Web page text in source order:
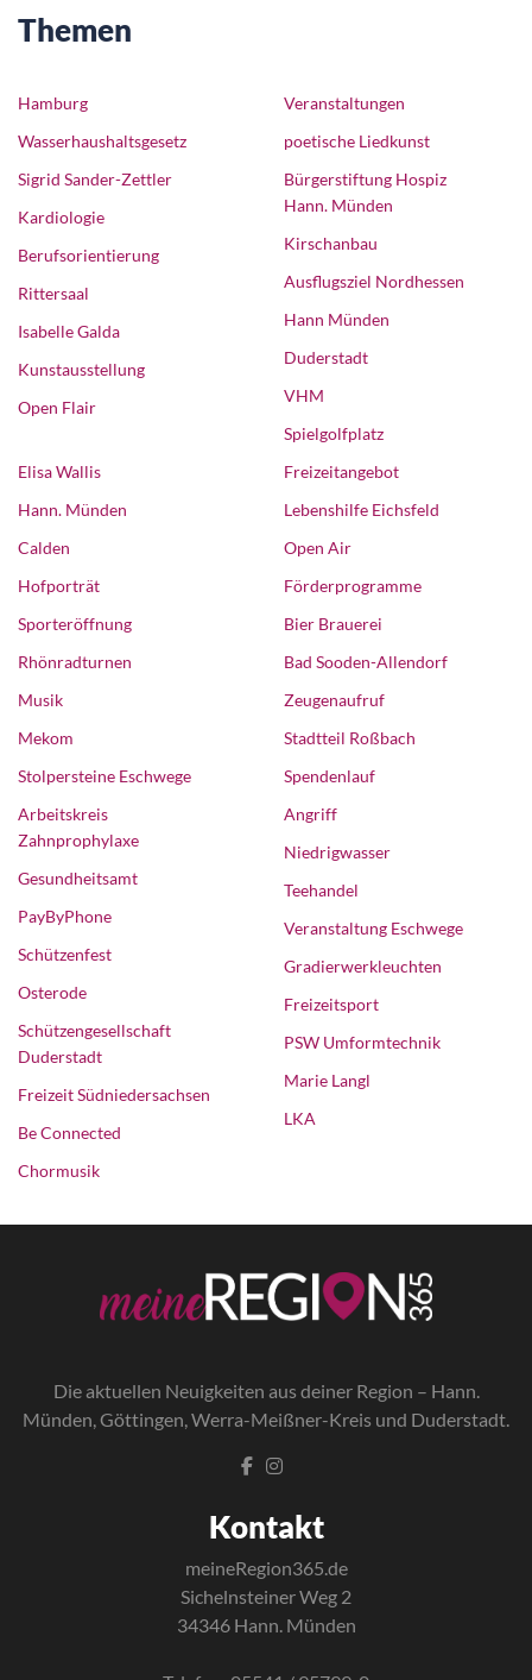
Themen
Hamburg
Wasserhaushaltsgesetz
Sigrid Sander-Zettler
Kardiologie
Berufsorientierung
Rittersaal
Isabelle Galda
Kunstausstellung
Open Flair
Veranstaltungen
poetische Liedkunst
Bürgerstiftung Hospiz
Hann. Münden
Kirschanbau
Ausflugsziel Nordhessen
Hann Münden
Duderstadt
VHM
Spielgolfplatz
Elisa Wallis
Hann. Münden
Calden
Hofporträt
Sporteröffnung
Rhönradturnen
Musik
Mekom
Stolpersteine Eschwege
Freizeitangebot
Lebenshilfe Eichsfeld
Open Air
Förderprogramme
Bier Brauerei
Bad Sooden-Allendorf
Zeugenaufruf
Stadtteil Roßbach
Spendenlauf
Arbeitskreis
Zahnprophylaxe
Gesundheitsamt
PayByPhone
Schützenfest
Osterode
Schützengesellschaft
Duderstadt
Freizeit Südniedersachsen
Be Connected
Chormusik
Angriff
Niedrigwasser
Teehandel
Veranstaltung Eschwege
Gradierwerkleuchten
Freizeitsport
PSW Umformtechnik
Marie Langl
LKA
Die aktuellen Neuigkeiten aus deiner Region – Hann.
Münden, Göttingen, Werra-Meißner-Kreis und Duderstadt.
Kontakt
meineRegion365.de
Sichelnsteiner Weg 2
34346 Hann. Münden